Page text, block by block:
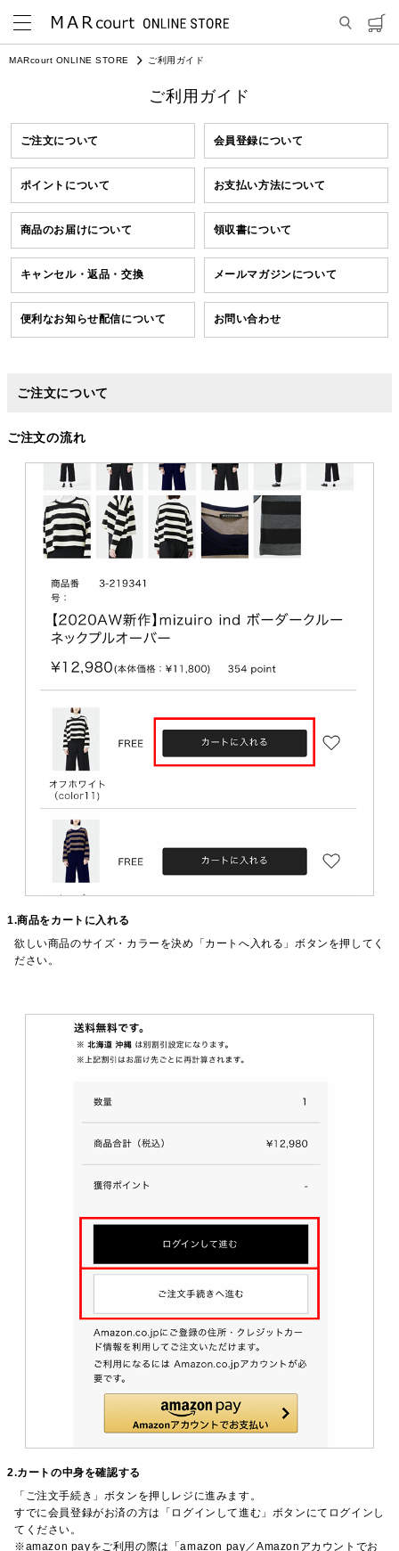
MARcourt ONLINE STORE ご利用ガイド
ご利用ガイド
ご注文について 会員登録について
ポイントについて お支払い方法について
商品のお届けについて 領収書について
キャンセル・返品・交換 メールマガジンについて
便利なお知らせ配信について お問い合わせ
ご注文について
ご注文の流れ
1.商品をカートに入れる
欲しい商品のサイズ・カラーを決め「カートへ入れる」ボタンを押してく
ださい。
2.カートの中身を確認する
「ご注文手続き」ボタンを押しレジに進みます。
すでに会員登録がお済の方は「ログインして進む」ボタンにてログインし
てください。
※amazon payをご利用の際は「amazon pay／Amazonアカウントでお